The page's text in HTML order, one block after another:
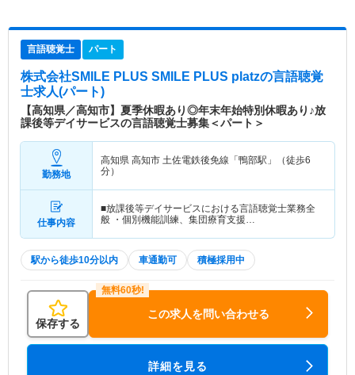
言語聴覚士 パート
株式会社SMILE PLUS SMILE PLUS platzの言語聴覚
士求人(パート)
【高知県／高知市】夏季休暇あり◎年末年始特別休暇あり♪放
課後等デイサービスの言語聴覚士募集＜パート＞
勤務地
高知県 高知市 土佐電鉄後免線「鴨部駅」（徒歩6
分）
仕事内容
■放課後等デイサービスにおける言語聴覚士業務全
般 ・個別機能訓練、集団療育支援…
駅から徒歩10分以内 車通勤可 積極採用中
保存する
この求人を問い合わせる
詳細を見る